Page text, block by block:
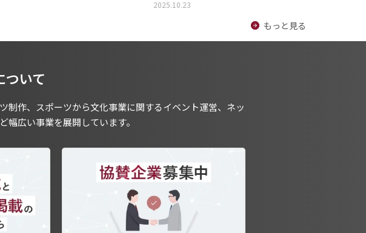
2025.10.23
もっと見る
ついて
制作、スポーツから文化事業に関するイベント運営、ネッ
幅広い事業を展開しています。